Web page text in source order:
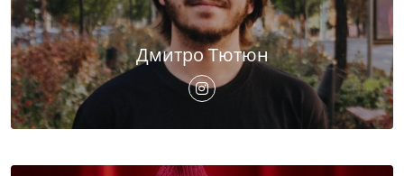
Дмитро Тютюн